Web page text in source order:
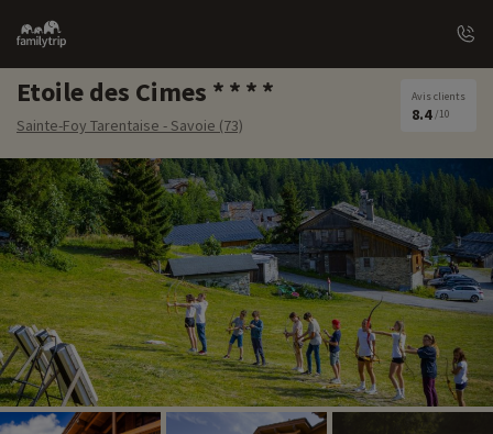
Family
trip
Etoile des Cimes
Sainte-Foy Tarentaise - Savoie (73)
Avis clients
8.4 /10